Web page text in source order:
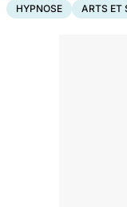
HYPNOSE ARTS ET